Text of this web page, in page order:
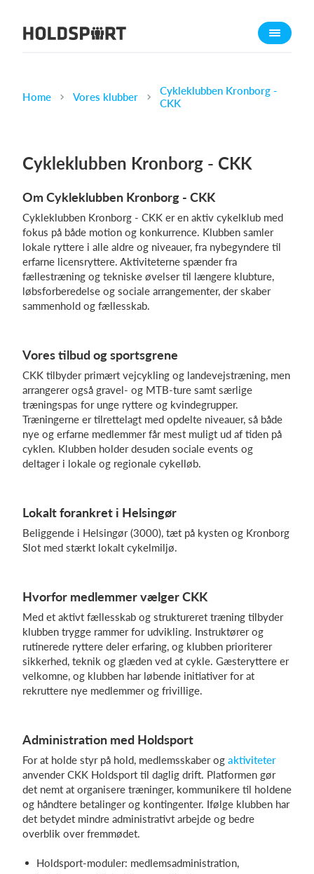
Om Holdsport
Karriere
Funktioner
Kontingentopkrævning
Hjemmeside
Webshop
Billetsystem
Hvad koster det?
Log på
Home Vores klubber
Cykleklubben Kronborg -
CKK
Cykleklubben Kronborg - CKK
Om Cykleklubben Kronborg - CKK
Cykleklubben Kronborg - CKK er en aktiv cykelklub med
fokus på både motion og konkurrence. Klubben samler
lokale ryttere i alle aldre og niveauer, fra nybegyndere til
erfarne licensryttere. Aktiviteterne spænder fra
fællestræning og tekniske øvelser til længere klubture,
løbsforberedelse og sociale arrangementer, der skaber
sammenhold og fællesskab.
Vores tilbud og sportsgrene
CKK tilbyder primært vejcykling og landevejstræning, men
arrangerer også gravel- og MTB-ture samt særlige
træningspas for unge ryttere og kvindegrupper.
Træningerne er tilrettelagt med opdelte niveauer, så både
nye og erfarne medlemmer får mest muligt ud af tiden på
cyklen. Klubben holder desuden sociale events og
deltager i lokale og regionale cykelløb.
Lokalt forankret i Helsingør
Beliggende i Helsingør (3000), tæt på kysten og Kronborg
Slot med stærkt lokalt cykelmiljø.
Hvorfor medlemmer vælger CKK
Med et aktivt fællesskab og struktureret træning tilbyder
klubben trygge rammer for udvikling. Instruktører og
rutinerede ryttere deler erfaring, og klubben prioriterer
sikkerhed, teknik og glæden ved at cykle. Gæsteryttere er
velkomne, og klubben har løbende initiativer for at
rekruttere nye medlemmer og frivillige.
Administration med Holdsport
For at holde styr på hold, medlemsskaber og aktiviteter
anvender CKK Holdsport til daglig drift. Platformen gør
det nemt at organisere træninger, kommunikere til holdene
og håndtere betalinger og kontingenter. Ifølge klubben har
det betydet mindre administrativt arbejde og bedre
overblik over fremmødet.
Holdsport-moduler: medlemsadministration,